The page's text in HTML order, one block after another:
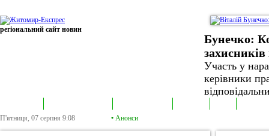
регіональний сайт новин
Бунечко:
захисників
Участь у
керівники
П'ятниця, 07 серпня 9:08 • Анонси